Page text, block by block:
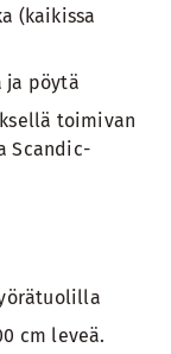
(kaikissa
ja pöytä
toimivan
Scandic-
cm leveä.